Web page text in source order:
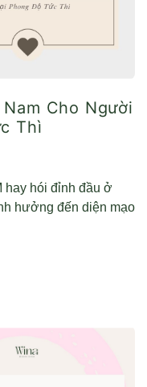
Cho Người
Thì
hay hói đỉnh đầu ở
hưởng đến diện mạo